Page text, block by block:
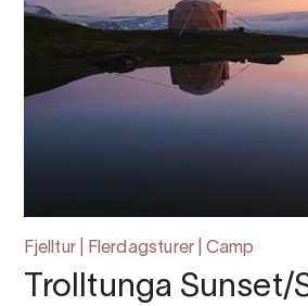
Fjelltur | Flerdagsturer | Camp
Trolltunga Sunset/